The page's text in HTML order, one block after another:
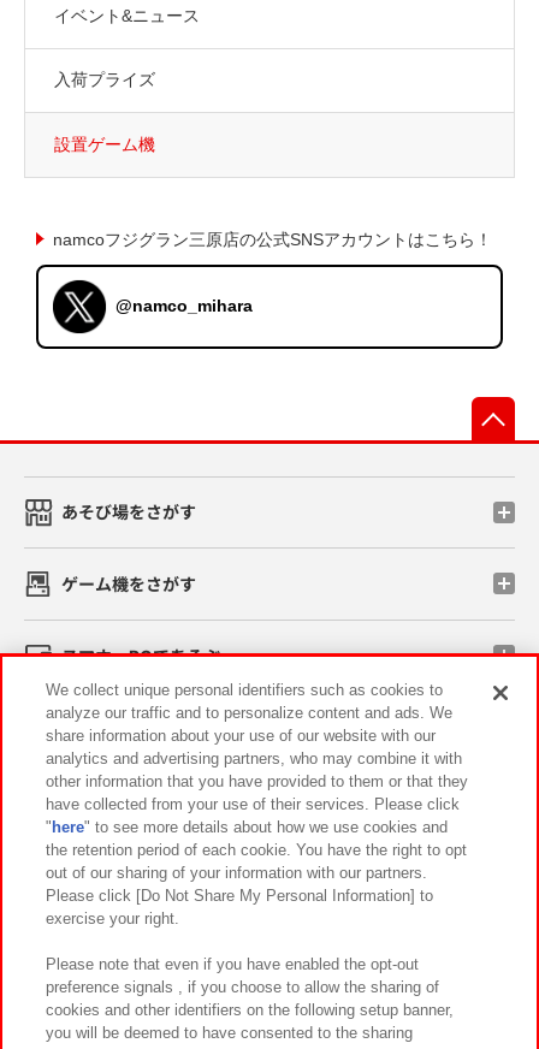
イベント&ニュース
入荷プライズ
設置ゲーム機
namcoフジグラン三原店の公式SNSアカウントはこちら！
@namco_mihara
あそび場をさがす
ゲーム機をさがす
スマホ・PCであそぶ
イベント・キャンペーン
関連会社 サステナビリティ サイトポリシー
プライバシーポリシー ウェブアクセシビリティ方針と検証結果
お取引先さまとともに
カスタマーハラスメント対応方針 よくあるご質問・お問い合わせ
We collect unique personal identifiers such as cookies to
analyze our traffic and to personalize content and ads. We
share information about your use of our website with our
analytics and advertising partners, who may combine it with
other information that you have provided to them or that they
have collected from your use of their services. Please click
" here" to see more details about how we use cookies and
the retention period of each cookie. You have the right to opt
out of our sharing of your information with our partners.
Please click [Do Not Share My Personal Information] to
exercise your right.
Please note that even if you have enabled the opt-out
preference signals , if you choose to allow the sharing of
cookies and other identifiers on the following setup banner,
you will be deemed to have consented to the sharing